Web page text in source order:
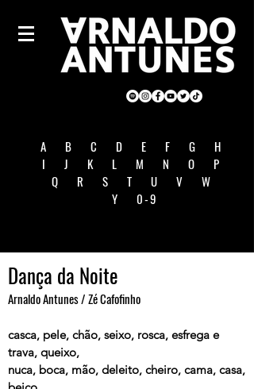
A B C D E F G
H
I
J K L M N O
P
Q
R S T U V
W
Y
0-9
Dança da Noite
Arnaldo Antunes / Zé Cafofinho
casca, pele, chão, seixo, rosca, esfrega e
trava, queixo,
nuca, boca, mão, deleito, cheiro, cama, casa,